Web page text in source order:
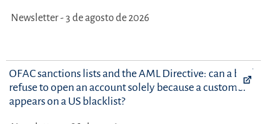
Newsletter - 3 de agosto de 2026
OFAC sanctions lists and the AML Directive: can a bank
refuse to open an account solely because a customer
appears on a US blacklist?